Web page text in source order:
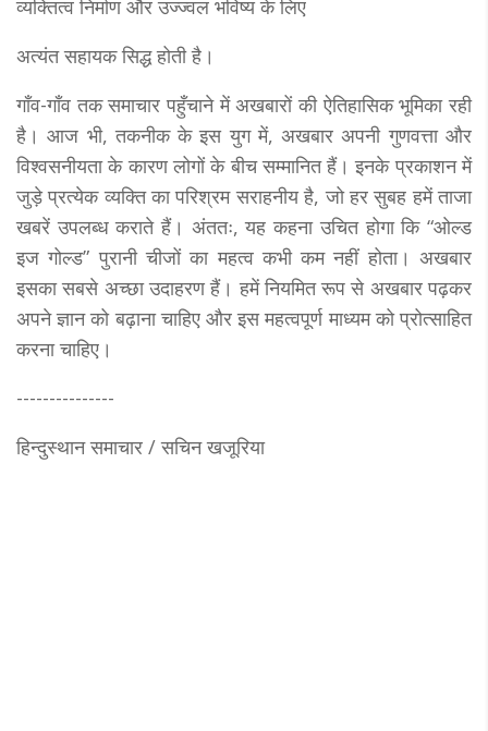
व्यक्तित्व निर्माण और उज्ज्वल भविष्य के लिए
अत्यंत सहायक सिद्ध होती है।
गाँव-गाँव तक समाचार पहुँचाने में अखबारों की ऐतिहासिक भूमिका रही
है। आज भी, तकनीक के इस युग में, अखबार अपनी गुणवत्ता और
विश्वसनीयता के कारण लोगों के बीच सम्मानित हैं। इनके प्रकाशन में
जुड़े प्रत्येक व्यक्ति का परिश्रम सराहनीय है, जो हर सुबह हमें ताजा
खबरें उपलब्ध कराते हैं। अंततः, यह कहना उचित होगा कि “ओल्ड
इज गोल्ड” पुरानी चीजों का महत्व कभी कम नहीं होता। अखबार
इसका सबसे अच्छा उदाहरण हैं। हमें नियमित रूप से अखबार पढ़कर
अपने ज्ञान को बढ़ाना चाहिए और इस महत्वपूर्ण माध्यम को प्रोत्साहित
करना चाहिए।
---------------
हिन्दुस्थान समाचार / सचिन खजूरिया